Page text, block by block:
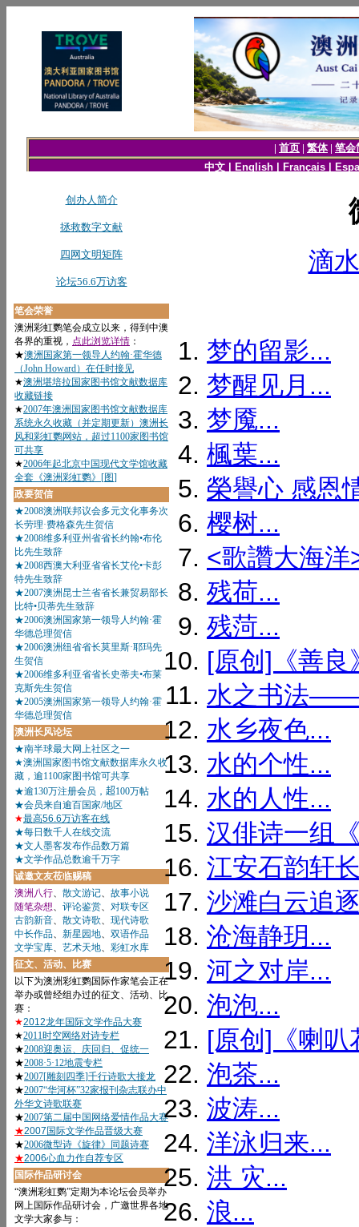
滴
梦的留影...
梦醒见月...
梦魇...
楓葉...
榮譽心 感恩
樱树...
<歌讚大海
残荷...
残菏...
[原创]《善良
水之书法——
水乡夜色...
水的个性...
水的人性...
汉俳诗一组
江安石韵轩
沙滩白云追
沧海静玥...
河之对岸...
泡泡...
[原创]《喇叭
泡茶...
波涛...
洋泳归来...
洪 灾...
浪...